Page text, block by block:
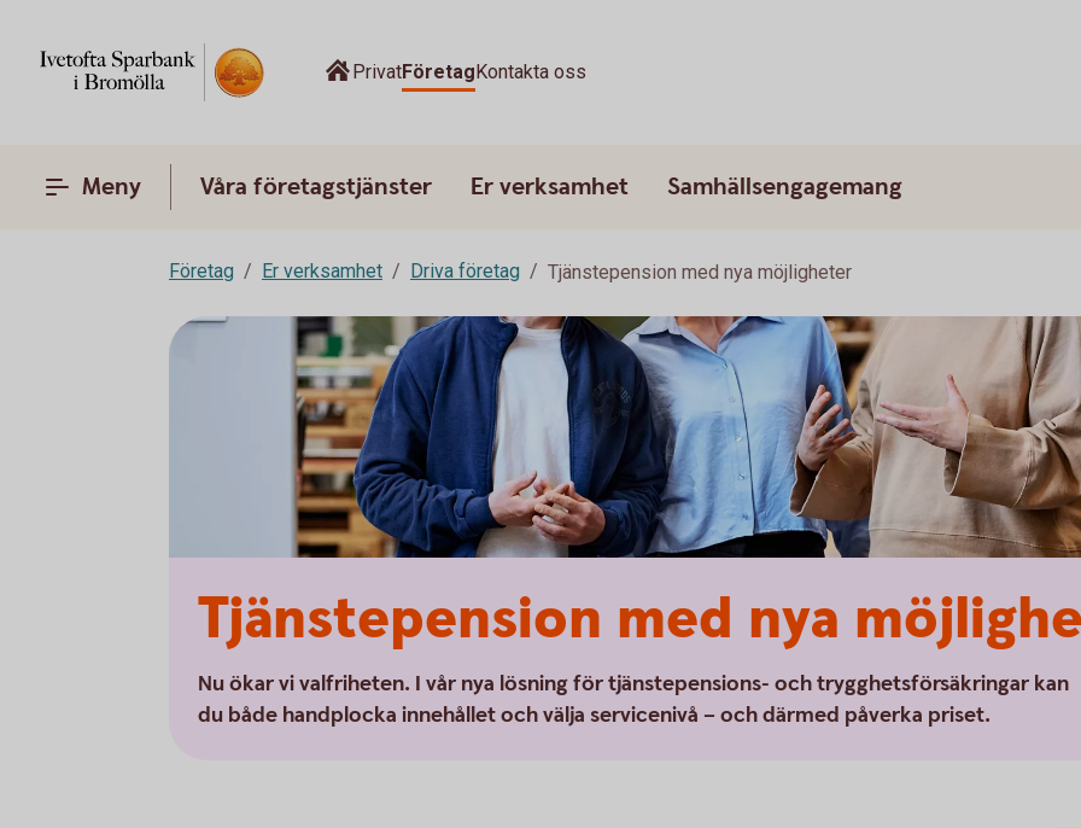
PrivatFöretagKontakta oss
Meny Våra företagstjänster Er verksamhet Samhällsengagemang
Företag Er verksamhet Driva företag Tjänstepension med nya möjligheter
Tjänstepension med nya
Nu ökar vi valfriheten. I vår nya lösning för tjänstepensions- och trygghetsförsäkringar kan
du både handplocka innehållet och välja servicenivå – och därmed påverka priset.